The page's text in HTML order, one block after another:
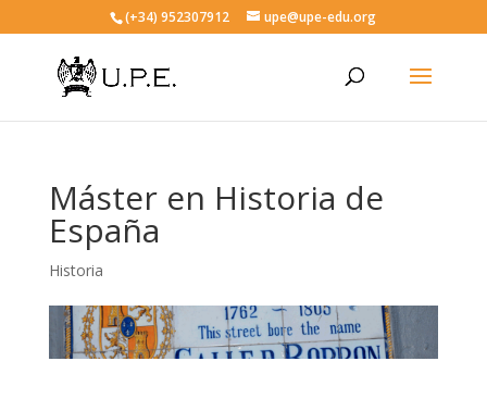
(+34) 952307912 upe@upe-edu.org
Máster en Historia de
España
Historia